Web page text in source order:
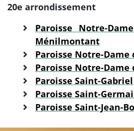
20e arrondissement
Paroisse Notre-
Ménilmontant
Paroisse Notre-Dame
Paroisse Notre-Dame
Paroisse Saint-Gabriel
Paroisse Saint-
Paroisse Saint-Jean-